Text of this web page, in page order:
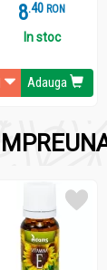
sa de
de circulația
8.4 RON
In stoc
Adauga